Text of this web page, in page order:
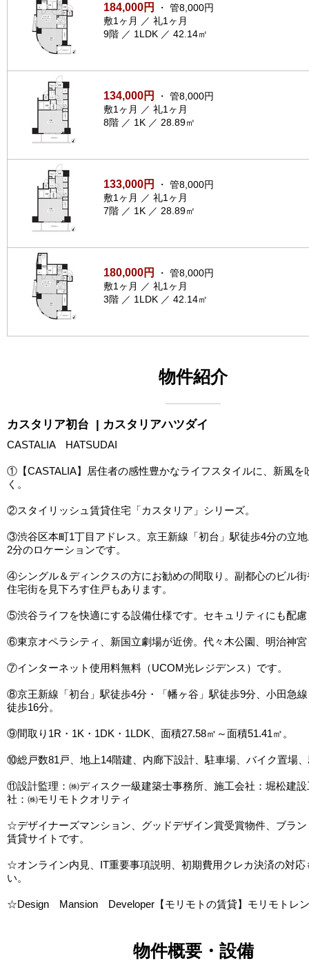
184,000円
・ 管8,000円
敷1ヶ月 ／ 礼1ヶ月
9階 ／ 1LDK ／ 42.14㎡
134,000円
・ 管8,000円
敷1ヶ月 ／ 礼1ヶ月
8階 ／ 1K ／ 28.89㎡
133,000円
・ 管8,000円
敷1ヶ月 ／ 礼1ヶ月
7階 ／ 1K ／ 28.89㎡
180,000円
・ 管8,000円
敷1ヶ月 ／ 礼1ヶ月
3階 ／ 1LDK ／ 42.14㎡
物件紹介
カスタリア初台 | カスタリアハツダイ
CASTALIA HATSUDAI
①【CASTALIA】居住者の感性豊かなライフスタイルに、新風を
く。
②スタイリッシュ賃貸住宅「カスタリア」シリーズ。
③渋谷区本町1丁目アドレス。京王新線「初台」駅徒歩4分の立
2分のロケーションです。
④シングル＆ディンクスの方にお勧めの間取り。副都心のビル
住宅街を見下ろす住戸もあります。
⑤渋谷ライフを快適にする設備仕様です。セキュリティにも配
⑥東京オペラシティ、新国立劇場が近傍。代々木公園、明治神
⑦インターネット使用料無料（UCOM光レジデンス）です。
⑧京王新線「初台」駅徒歩4分・「幡ヶ谷」駅徒歩9分、小田急
徒歩16分。
⑨間取り1R・1K・1DK・1LDK、面積27.58㎡～面積51.41㎡。
⑩総戸数81戸、地上14階建、内廊下設計、駐車場、バイク置場
⑪設計監理：㈱ディスク一級建築士事務所、施工会社：堀松建
社：㈱モリモトクオリティ
☆デザイナーズマンション、グッドデザイン賞受賞物件、ブラ
賃貸サイトです。
☆オンライン内見、IT重要事項説明、初期費用クレカ決済の対応
い。
☆Design Mansion Developer【モリモトの賃貸】モリモトレ
物件概要・設備